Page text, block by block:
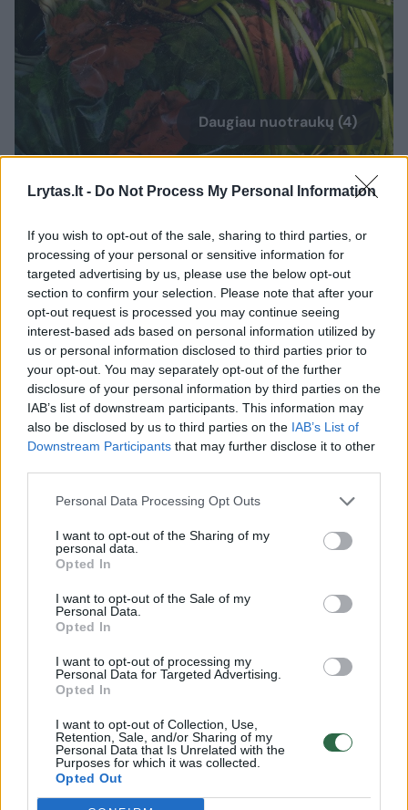
Lrytas.lt - Do Not Process My Personal Information
If you wish to opt-out of the sale, sharing to third parties, or
processing of your personal or sensitive information for
targeted advertising by us, please use the below opt-out
section to confirm your selection. Please note that after your
opt-out request is processed you may continue seeing
interest-based ads based on personal information utilized by
us or personal information disclosed to third parties prior to
your opt-out. You may separately opt-out of the further
disclosure of your personal information by third parties on the
IAB’s list of downstream participants. This information may
also be disclosed by us to third parties on the IAB’s List of
Downstream Participants that may further disclose it to other
Personal Data Processing Opt Outs
I want to opt-out of the Sharing of my
personal data.
Opted In
I want to opt-out of the Sale of my
Personal Data.
Opted In
I want to opt-out of processing my
Personal Data for Targeted Advertising.
Opted In
I want to opt-out of Collection, Use,
Retention, Sale, and/or Sharing of my
Personal Data that Is Unrelated with the
Purposes for which it was collected.
Opted Out
Daugiau nuotraukų (4)
Baigiantis braškių sezonui daržininkams kirba klausimas
S.Stanislavičės nuotr.
Pjauti prie pat kerelio taip pat negalima, nes
prie šerdelės jau formuojasi kitų metų būsimi
žiedynai. Lapus kirpti reikėtų paliekant pusės
sprindžio stiebelius.
Pakartotinai pjauti lapų rudenį nereikia, juolab
kad labai greitai ataugs nauji, sveiki lapeliai,
ūsus, kuriuos bus galima imti naujo braškyno
įsiveisimui, jei braškynas pirmametis.
Susiję straipsniai